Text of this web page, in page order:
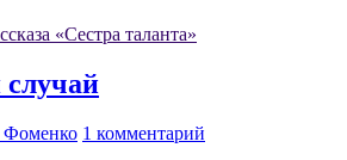
«Сестра таланта»
Фоменко 1 комментарий